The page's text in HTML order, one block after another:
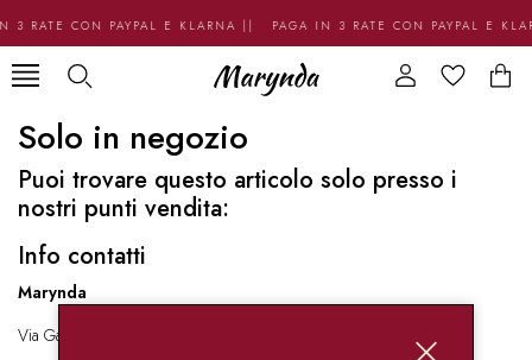
3 RATE CON PAYPAL E KLARNA || PAGA IN 3 RATE CON PAYPAL E
Solo in negozio
Puoi trovare questo articolo solo presso i
nostri punti vendita:
Info contatti
Marynda
Via Garibaldi 136 67051 Avezzano